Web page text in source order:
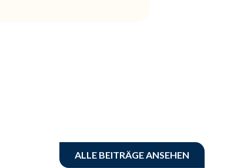
ALLE BEITRÄGE ANSEHEN